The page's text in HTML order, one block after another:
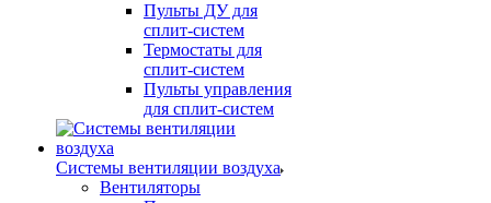
Пульты ДУ для
сплит-систем
Термостаты для
сплит-систем
Пульты управления
для сплит-систем
Системы вентиляции воздуха
Вентиляторы